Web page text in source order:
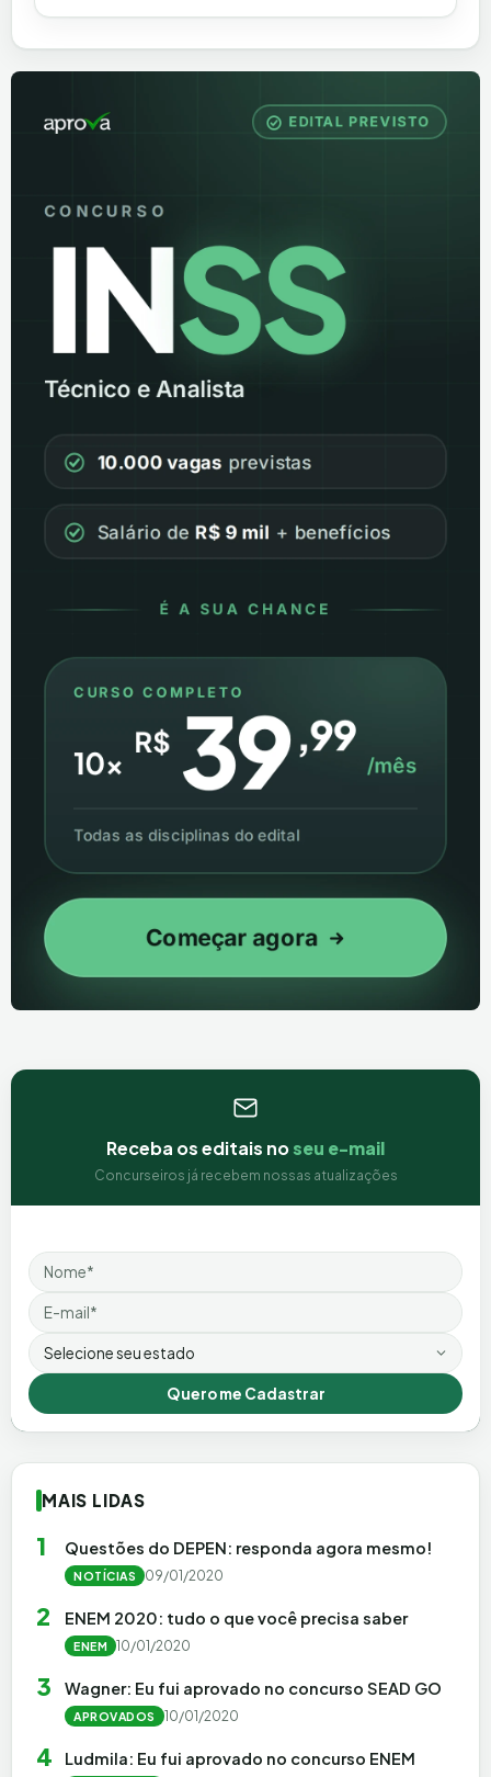
Receba os editais noseu e-mail
Concurseiros já recebem nossas atualizações
Nome
Email
Estado
Quero me Cadastrar
MAIS LIDAS
1 Questões do DEPEN: responda agora mesmo!
NOTÍCIAS 09/01/2020
2 ENEM 2020: tudo o que você precisa saber
ENEM 10/01/2020
3 Wagner: Eu fui aprovado no concurso SEAD GO
APROVADOS 10/01/2020
4 Ludmila: Eu fui aprovado no concurso ENEM